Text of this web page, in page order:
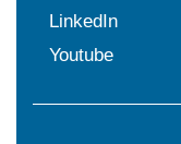
LinkedIn
Youtube